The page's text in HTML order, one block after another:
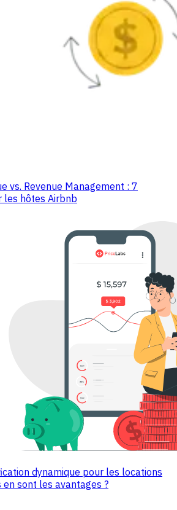
vs. Revenue Management : 7
les hôtes Airbnb
dynamique pour les locations
sont les avantages ?